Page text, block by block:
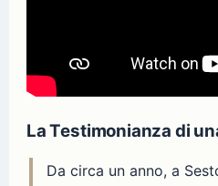
La Testimonianza di
Da circa un anno, a